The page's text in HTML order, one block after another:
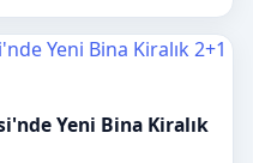
Yeni Bina Kiralık